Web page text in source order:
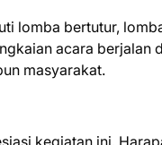
lomba bertutur,
acara
masyarakat.
kegiatan ini.